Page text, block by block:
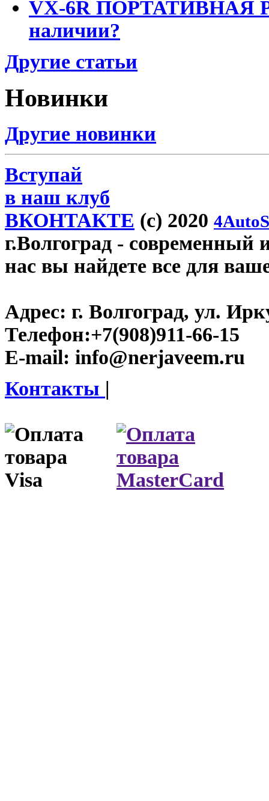
VX-6R ПОРТАТИВНАЯ
наличии?
Другие статьи
Новинки
Другие новинки
Вступай
в наш клуб
ВКОНТАКТЕ (c) 2020
г.Волгоград - современный
нас вы найдете все для
Адрес: г. Волгоград, ул.
Телефон:+7(908)911-66-15
E-mail: info@nerjaveem.ru
Контакты |